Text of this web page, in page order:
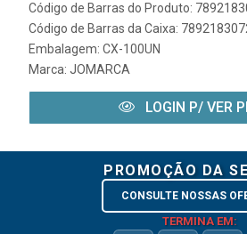
Código de Barras do Produto:
Código de Barras da Caixa:
Embalagem: CX-100UN
Marca: JOMARCA
LOGIN P/ VER
PROMOÇÃO DA
CONSULTE NOSSAS
TERMINA EM: